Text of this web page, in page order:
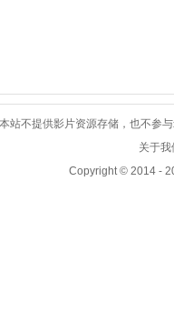
站不提供影片资源存储，也不参
关于
Copyright © 2014 -